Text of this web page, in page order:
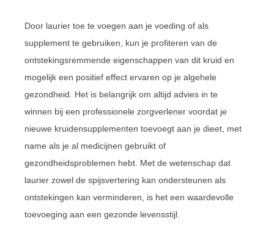
Door laurier toe te voegen aan je voeding of als
supplement te gebruiken, kun je profiteren van de
ontstekingsremmende eigenschappen van dit kruid en
mogelijk een positief effect ervaren op je algehele
gezondheid. Het is belangrijk om altijd advies in te
winnen bij een professionele zorgverlener voordat je
nieuwe kruidensupplementen toevoegt aan je dieet, met
name als je al medicijnen gebruikt of
gezondheidsproblemen hebt. Met de wetenschap dat
laurier zowel de spijsvertering kan ondersteunen als
ontstekingen kan verminderen, is het een waardevolle
toevoeging aan een gezonde levensstijl.